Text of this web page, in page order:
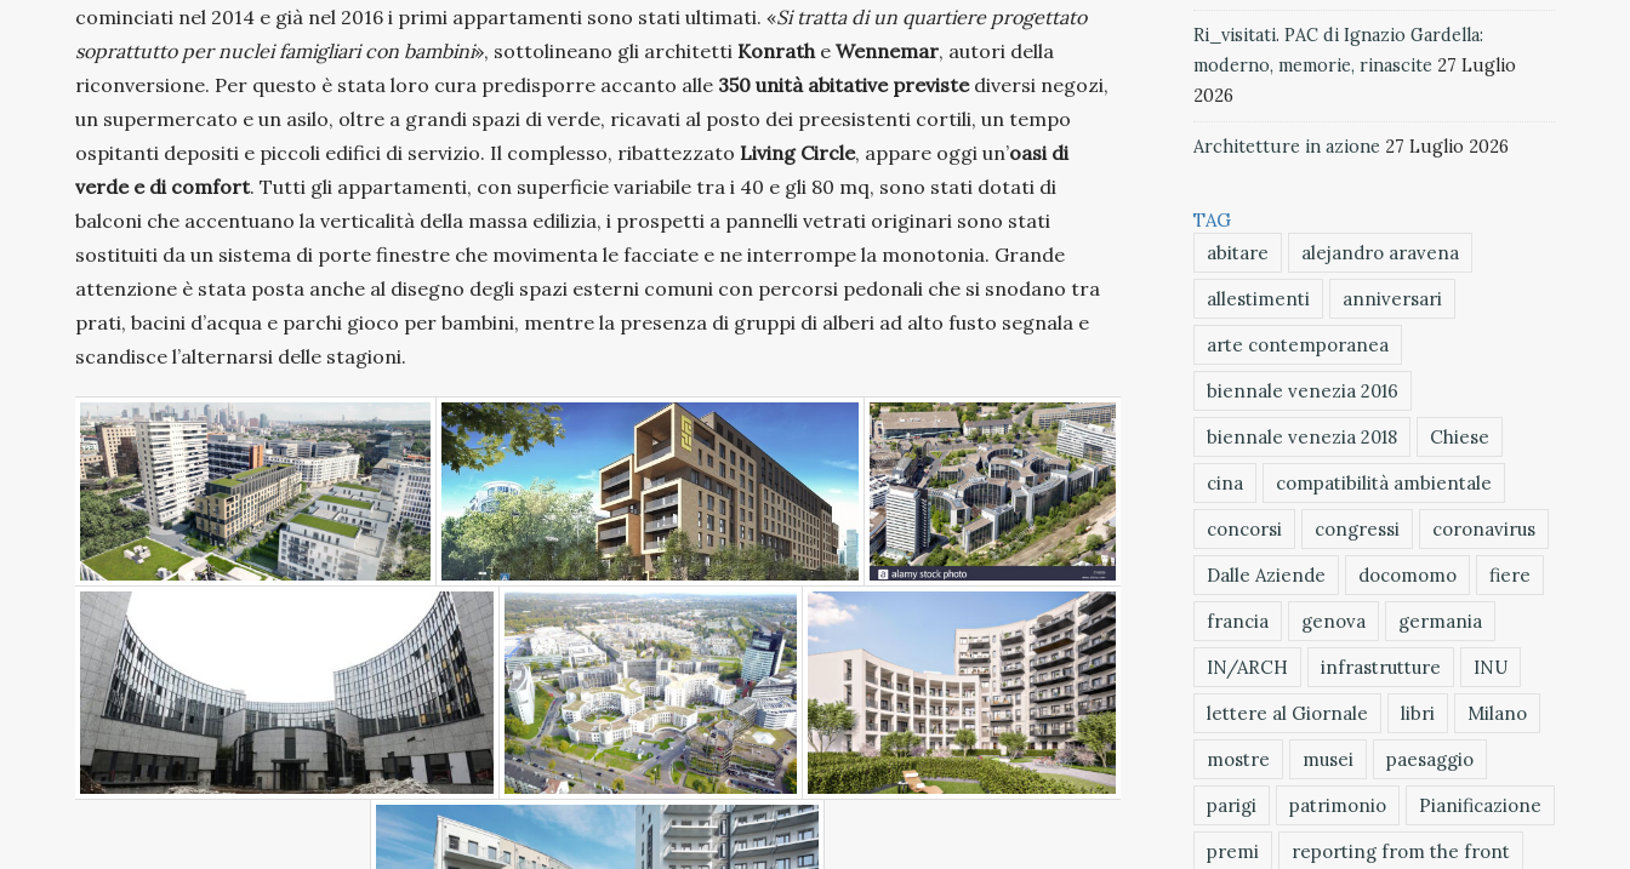
cominciati nel 2014 e già nel 2016 i primi appartamenti sono stati ultimati. «Si tratta di un quartiere progettato
soprattutto per nuclei famigliari con bambini», sottolineano gli architetti Konrathe Wennemar, autori della
riconversione. Per questo è stata loro cura predisporre accanto alle 350 unità abitative previstediversi negozi,
un supermercato e un asilo, oltre a grandi spazi di verde, ricavati al posto dei preesistenti cortili, un tempo
ospitanti depositi e piccoli edifici di servizio. Il complesso, ribattezzato Living Circle, appare oggi un’oasi di
verde e di comfort. Tutti gli appartamenti, con superficie variabile tra i 40 e gli 80 mq, sono stati dotati di
balconi che accentuano la verticalità della massa edilizia, i prospetti a pannelli vetrati originari sono stati
sostituiti da un sistema di porte finestre che movimenta le facciate e ne interrompe la monotonia. Grande
attenzione è stata posta anche al disegno degli spazi esterni comuni con percorsi pedonali che si snodano tra
prati, bacini d’acqua e parchi gioco per bambini, mentre la presenza di gruppi di alberi ad alto fusto segnala e
scandisce l’alternarsi delle stagioni.
Ri_visitati. PAC di Ignazio Gardella:
moderno, memorie, rinascite 27 Luglio
2026
Architetture in azione 27 Luglio 2026
TAG
abitare
alejandro aravena
allestimenti
anniversari
arte contemporanea
biennale venezia 2016
biennale venezia 2018
Chiese
cina
compatibilità ambientale
concorsi
congressi
coronavirus
Dalle Aziende
docomomo
fiere
francia
genova
germania
IN/ARCH
infrastrutture
INU
lettere al Giornale
libri
Milano
mostre
musei
paesaggio
parigi
patrimonio
Pianificazione
premi
reporting from the front